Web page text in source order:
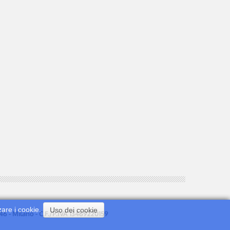
i cookie. Uso dei cookie
- Milano - C.F./P.IVA 13469220159